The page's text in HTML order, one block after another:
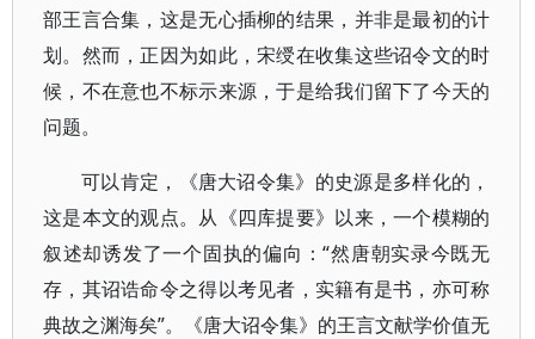
部王言合集，这是无心插柳的结果，并非是最初的计
划。然而，正因为如此，宋绶在收集这些诏令文的时
候，不在意也不标示来源，于是给我们留下了今天的
问题。
可以肯定，《唐大诏令集》的史源是多样化的，
这是本文的观点。从《四库提要》以来，一个模糊的
叙述却诱发了一个固执的偏向：“然唐朝实录今既无
存，其诏诰命令之得以考见者，实籍有是书，亦可称
典故之渊海矣”。《唐大诏令集》的王言文献学价值无